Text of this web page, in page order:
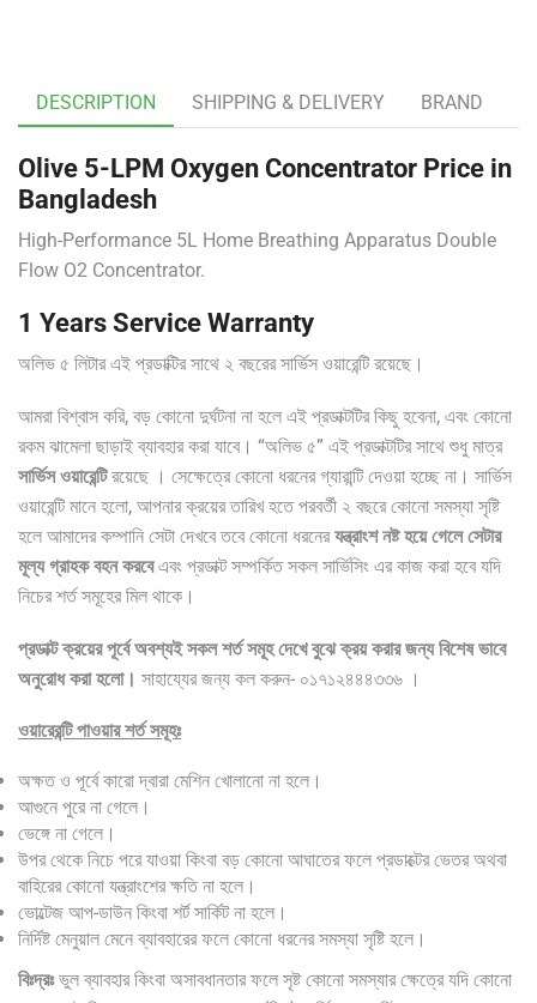
DESCRIPTION SHIPPING & DELIVERY BRAND
Olive 5-LPM Oxygen Concentrator Price in
Bangladesh
High-Performance 5L Home Breathing Apparatus Double
Flow O2 Concentrator.
1 Years Service Warranty
অলিভ ৫ লিটার এই প্রডাক্টির সাথে ২ বছরের সার্ভিস ওয়ারেন্টি রয়েছে।
আমরা বিশ্বাস করি, বড় কোনো দুর্ঘটনা না হলে এই প্রডাক্টটির কিছু হবেনা, এবং কোনো
রকম ঝামেলা ছাড়াই ব্যাবহার করা যাবে। “অলিভ ৫” এই প্রডাক্টটির সাথে শুধু মাত্র
সার্ভিস ওয়ারেন্টিরয়েছে । সেক্ষেত্রে কোনো ধরনের গ্যারান্টি দেওয়া হচ্ছে না। সার্ভিস
ওয়ারেন্টি মানে হলো, আপনার ক্রয়ের তারিখ হতে পরবর্তী ২ বছরে কোনো সমস্যা সৃষ্টি
হলে আমাদের কম্পানি সেটা দেখবে তবে কোনো ধরনেরযন্ত্রাংশ নষ্ট হয়ে গেলে সেটার
মূল্য গ্রাহক বহন করবেএবং প্রডাক্ট সম্পর্কিত সকল সার্ভিসিং এর কাজ করা হবে যদি
নিচের শর্ত সমূহের মিল থাকে।
প্রডাক্ট ক্রয়ের পূর্বে অবশ্যই সকল শর্ত সমূহ দেখে বুঝে ক্রয় করার জন্য বিশেষ ভাবে
অনুরোধ করা হলো। সাহায্যের জন্য কল করুন- ০১৭১২৪৪৪৩৩৬ ।
ওয়ারেরন্টি পাওয়ার শর্ত সমূহঃ
অক্ষত ও পূর্বে কারো দ্বারা মেশিন খোলানো না হলে।
আগুনে পুরে না গেলে।
ভেঙ্গে না গেলে।
উপর থেকে নিচে পরে যাওয়া কিংবা বড় কোনো আঘাতের ফলে প্রডাক্টের ভেতর অথবা
বাহিরের কোনো যন্ত্রাংশের ক্ষতি না হলে।
ভোল্টেজ আপ-ডাউন কিংবা শর্ট সার্কিট না হলে।
নির্দিষ্ট মেনুয়াল মেনে ব্যাবহারের ফলে কোনো ধরনের সমস্যা সৃষ্টি হলে।
বিঃদ্রঃভুল ব্যাবহার কিংবা অসাবধানতার ফলে সৃষ্ট কোনো সমস্যার ক্ষেত্রে যদি কোনো